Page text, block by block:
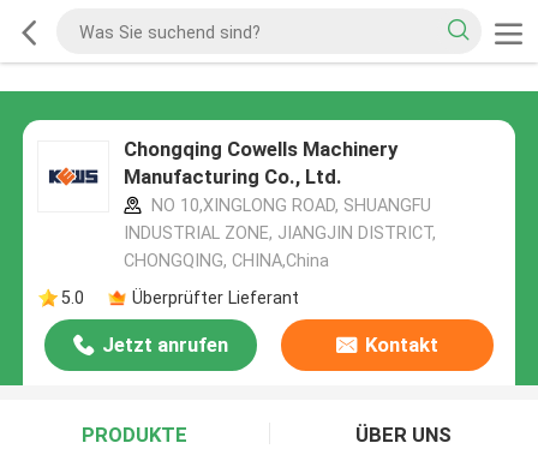
Chongqing Cowells Machinery
Manufacturing Co., Ltd.
NO 10,XINGLONG ROAD, SHUANGFU
INDUSTRIAL ZONE, JIANGJIN DISTRICT,
CHONGQING, CHINA,China
5.0
Überprüfter Lieferant
Jetzt anrufen Kontakt
PRODUKTE ÜBER UNS